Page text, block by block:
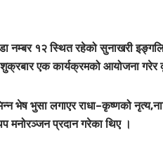
नम्बर १२ स्थित रहेको सुनाखरी
एक कार्यक्रमको आयोजना गरेर
भेष भुसा लगाएर राधा–कृष्णको
मनोरञ्जन प्रदान गरेका थिए ।